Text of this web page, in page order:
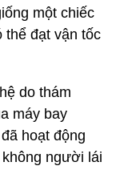
một chiếc
thể đạt vận tốc
do thám
máy bay
hoạt động
người lái